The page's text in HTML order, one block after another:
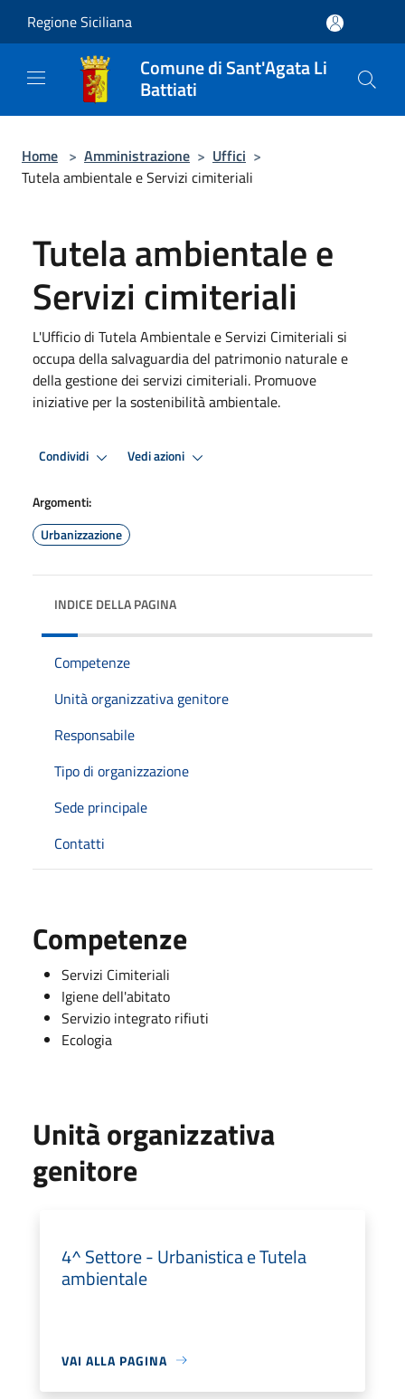
Regione Siciliana
Comune di Sant'Agata Li
Battiati
Home > Amministrazione > Uffici >
Tutela ambientale e Servizi cimiteriali
Tutela ambientale e
Servizi cimiteriali
L'Ufficio di Tutela Ambientale e Servizi Cimiteriali si
occupa della salvaguardia del patrimonio naturale e
della gestione dei servizi cimiteriali. Promuove
iniziative per la sostenibilità ambientale.
Condividi Vedi azioni
Argomenti:
Urbanizzazione
INDICE DELLA PAGINA
Competenze
Unità organizzativa genitore
Responsabile
Tipo di organizzazione
Sede principale
Contatti
Competenze
Servizi Cimiteriali
Igiene dell'abitato
Servizio integrato rifiuti
Ecologia
Unità organizzativa
genitore
4^ Settore - Urbanistica e Tutela
ambientale
VAI ALLA PAGINA